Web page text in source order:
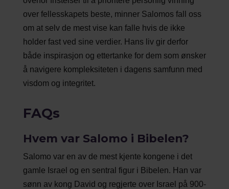
over fellesskapets beste, minner Salomos fall oss
om at selv de mest vise kan falle hvis de ikke
holder fast ved sine verdier. Hans liv gir derfor
både inspirasjon og ettertanke for dem som ønsker
å navigere kompleksiteten i dagens samfunn med
visdom og integritet.
FAQs
Hvem var Salomo i Bibelen?
Salomo var en av de mest kjente kongene i det
gamle Israel og en sentral figur i Bibelen. Han var
sønn av kong David og regjerte over Israel på 900-